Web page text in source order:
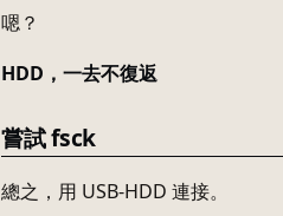
嗯？
HDD，一去不復返
嘗試 fsck
總之，用 USB-HDD 連接。